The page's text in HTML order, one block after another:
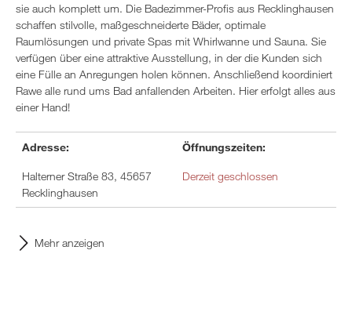
sie auch komplett um. Die Badezimmer-Profis aus Recklinghausen
schaffen stilvolle, maßgeschneiderte Bäder, optimale
Raumlösungen und private Spas mit Whirlwanne und Sauna. Sie
verfügen über eine attraktive Ausstellung, in der die Kunden sich
eine Fülle an Anregungen holen können. Anschließend koordiniert
Rawe alle rund ums Bad anfallenden Arbeiten. Hier erfolgt alles aus
einer Hand!
Adresse: Öffnungszeiten:
Halterner Straße 83, 45657
Recklinghausen
Derzeit geschlossen
Mehr anzeigen